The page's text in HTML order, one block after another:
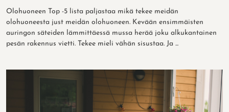
Olohuoneen Top -5 lista paljastaa mikä tekee meidän
olohuoneesta just meidän olohuoneen. Kevään ensimmäisten
auringon säteiden lämmittäessä mussa herää joku alkukantainen
pesän rakennus vietti. Tekee mieli vähän sisustaa. Ja ...